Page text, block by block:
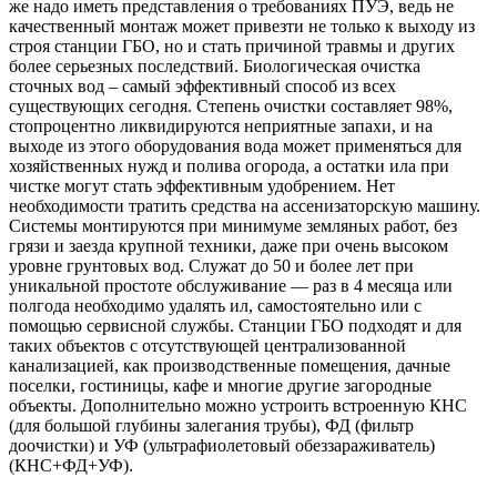
же надо иметь представления о требованиях ПУЭ, ведь не
качественный монтаж может привезти не только к выходу из
строя станции ГБО, но и стать причиной травмы и других
более серьезных последствий. Биологическая очистка
сточных вод – самый эффективный способ из всех
существующих сегодня. Степень очистки составляет 98%,
стопроцентно ликвидируются неприятные запахи, и на
выходе из этого оборудования вода может применяться для
хозяйственных нужд и полива огорода, а остатки ила при
чистке могут стать эффективным удобрением. Нет
необходимости тратить средства на ассенизаторскую машину.
Системы монтируются при минимуме земляных работ, без
грязи и заезда крупной техники, даже при очень высоком
уровне грунтовых вод. Служат до 50 и более лет при
уникальной простоте обслуживание — раз в 4 месяца или
полгода необходимо удалять ил, самостоятельно или с
помощью сервисной службы. Станции ГБО подходят и для
таких объектов с отсутствующей централизованной
канализацией, как производственные помещения, дачные
поселки, гостиницы, кафе и многие другие загородные
объекты. Дополнительно можно устроить встроенную КНС
(для большой глубины залегания трубы), ФД (фильтр
доочистки) и УФ (ультрафиолетовый обеззараживатель)
(КНС+ФД+УФ).